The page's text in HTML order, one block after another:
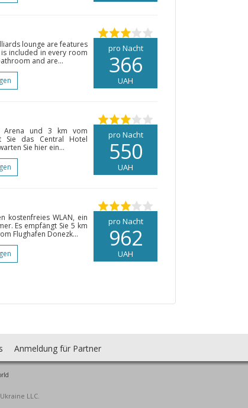
pro Nacht
366
UAH
lounge are features
included in every room
and are...
pro Nacht
550
UAH
Arena und 3 km vom
Sie das Central Hotel
Sie hier ein...
pro Nacht
962
UAH
kostenfreies WLAN, ein
Es empfängt Sie 5 km
Flughafen Donezk...
Anmeldung für Partner
LLC.